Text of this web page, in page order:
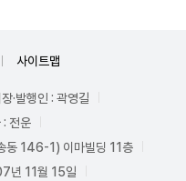
사이트맵
·발행인 : 곽영길
: 전운
동 146-1) 이마빌딩 11층
년 11월 15일